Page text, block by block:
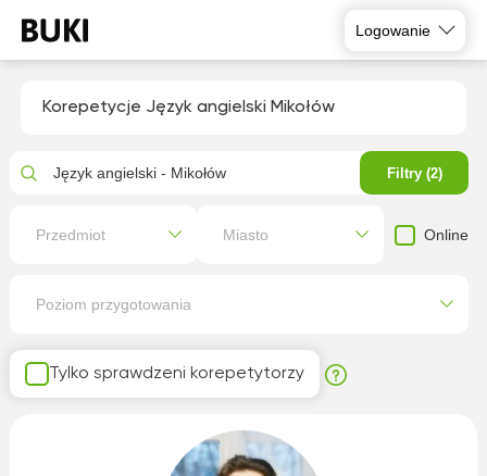
Logowanie
Korepetycje Język angielski Mikołów
Tylko sprawdzeni korepetytorzy
Język angielski - Mikołów Filtry (2)
Przedmiot Miasto Online
Poziom przygotowania